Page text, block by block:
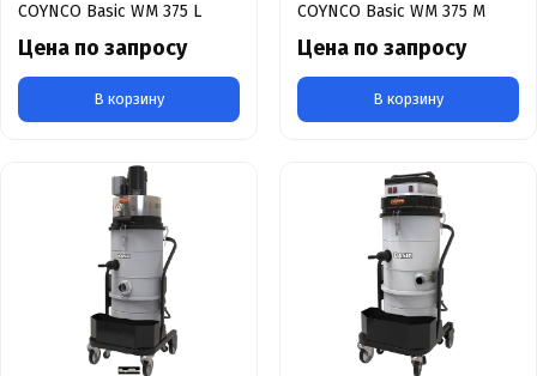
COYNCO Basic WM 375 L
Цена по запросу
В корзину
COYNCO Basic WM 375 M
Цена по запросу
В корзину